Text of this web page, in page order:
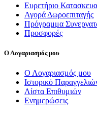
Ευρετήριο
Αγορά Δωροεπιταγής
Πρόγραμμα
Προσφορές
Ο Λογαριασμός μου
Ο Λογαριασμός μου
Ιστορικό
Λίστα Επιθυμιών
Ενημερώσεις